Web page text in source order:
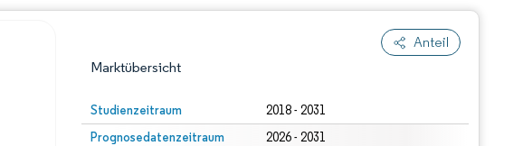
Anteil
Marktübersicht
Studienzeitraum 2018 - 2031
Prognosedatenzeitraum 2026 - 2031